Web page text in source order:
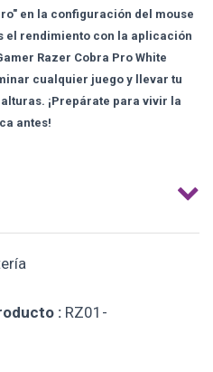
en la configuración del mouse
el rendimiento con la aplicación
Razer Cobra Pro White
cualquier juego y llevar tu
¡Prepárate para vivir la
antes!
: RZ01-